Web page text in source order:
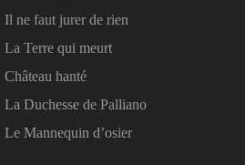
Il ne faut jurer de rien
La Terre qui meurt
Château hanté
La Duchesse de Palliano
Le Mannequin d’osier